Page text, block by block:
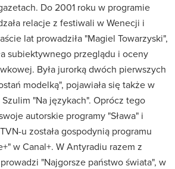
Do 2001 roku w programie
relacje z festiwali w Wenecji i
lat prowadziła "Magiel Towarzyski",
subiektywnego przeglądu i oceny
Była jurorką dwóch pierwszych
modelką", pojawiała się także w
"Na językach". Oprócz tego
autorskie programy "Sława" i
u została gospodynią programu
w Canal+. W Antyradiu razem z
"Najgorsze państwo świata", w